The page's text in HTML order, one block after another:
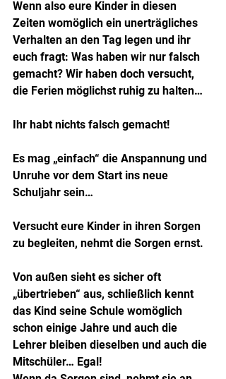
Wenn also eure Kinder in diesen
Zeiten womöglich ein unerträgliches
Verhalten an den Tag legen und ihr
euch fragt: Was haben wir nur falsch
gemacht? Wir haben doch versucht,
die Ferien möglichst ruhig zu halten…
Ihr habt nichts falsch gemacht!
Es mag „einfach“ die Anspannung und
Unruhe vor dem Start ins neue
Schuljahr sein…
Versucht eure Kinder in ihren Sorgen
zu begleiten, nehmt die Sorgen ernst.
Von außen sieht es sicher oft
„übertrieben“ aus, schließlich kennt
das Kind seine Schule womöglich
schon einige Jahre und auch die
Lehrer bleiben dieselben und auch die
Mitschüler… Egal!